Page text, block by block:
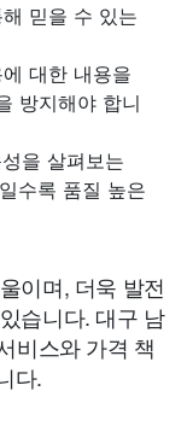
믿을 수 있는
대한 내용을
방지해야 합니
을 살펴보는
수록 품질 높은
이며, 더욱 발전
습니다. 대구 남
비스와 가격 책
다.